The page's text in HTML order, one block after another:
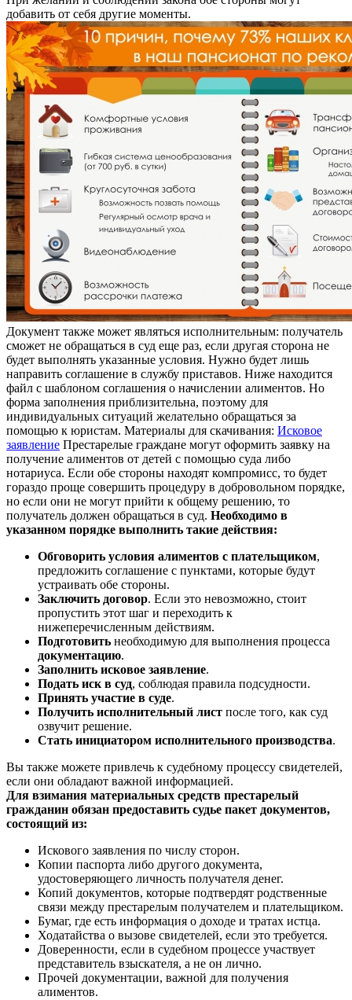
добавить от себя другие моменты.
Документ также может являться исполнительным: получатель
сможет не обращаться в суд еще раз, если другая сторона не
будет выполнять указанные условия. Нужно будет лишь
направить соглашение в службу приставов. Ниже находится
файл с шаблоном соглашения о начислении алиментов. Но
форма заполнения приблизительна, поэтому для
индивидуальных ситуаций желательно обращаться за
помощью к юристам. Материалы для скачивания: Исковое
заявление Престарелые граждане могут оформить заявку на
получение алиментов от детей с помощью суда либо
нотариуса. Если обе стороны находят компромисс, то будет
гораздо проще совершить процедуру в добровольном порядке,
но если они не могут прийти к общему решению, то
получатель должен обращаться в суд. Необходимо в
указанном порядке выполнить такие действия:
Обговорить условия алиментов с плательщиком,
предложить соглашение с пунктами, которые будут
устраивать обе стороны.
Заключить договор. Если это невозможно, стоит
пропустить этот шаг и переходить к
нижеперечисленным действиям.
Подготовить необходимую для выполнения процесса
документацию.
Заполнить исковое заявление.
Подать иск в суд, соблюдая правила подсудности.
Принять участие в суде.
Получить исполнительный лист после того, как суд
озвучит решение.
Стать инициатором исполнительного производства.
Вы также можете привлечь к судебному процессу свидетелей,
если они обладают важной информацией.
Для взимания материальных средств престарелый
гражданин обязан предоставить судье пакет документов,
состоящий из:
Искового заявления по числу сторон.
Копии паспорта либо другого документа,
удостоверяющего личность получателя денег.
Копий документов, которые подтвердят родственные
связи между престарелым получателем и плательщиком.
Бумаг, где есть информация о доходе и тратах истца.
Ходатайства о вызове свидетелей, если это требуется.
Доверенности, если в судебном процессе участвует
представитель взыскателя, а не он лично.
Прочей документации, важной для получения
алиментов.